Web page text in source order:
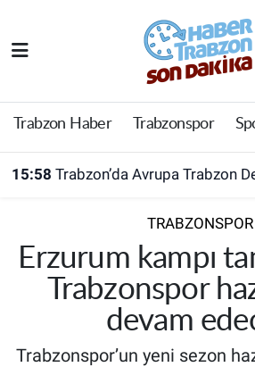
Trabzon Haber Trabzonspor
15:58 Trabzon’da Avrupa Trabzon
TRABZONSPOR
Erzurum kampı
Trabzonspor
devam
Trabzonspor’un yeni sezon
Trabzon Haber
Trabzonspor
Resmi Reklam
Yazarlar
Trabzon Nöbetçi Eczaneler
Trabzon Hava Durumu
Süper Lig Puan Durumu ve
Tüm Manşetler